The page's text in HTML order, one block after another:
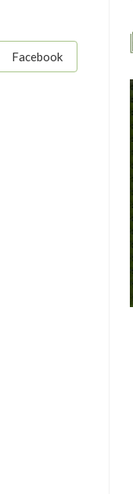
Facebook